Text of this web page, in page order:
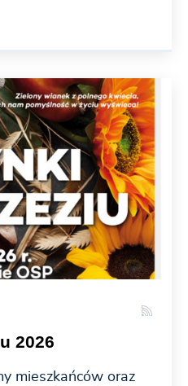
2026
mieszkańców oraz